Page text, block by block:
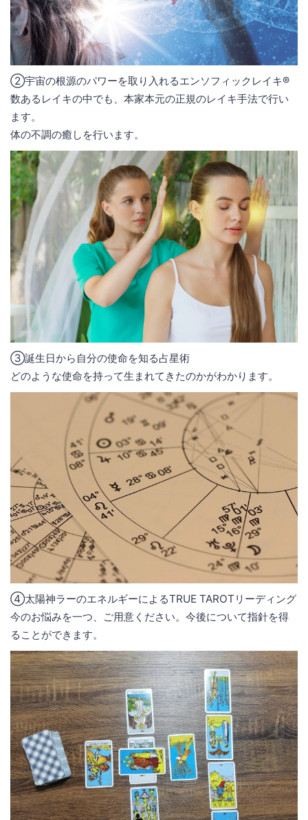
②宇宙の根源のパワーを取り入れるエンソフィックレイキ®
数あるレイキの中でも、本家本元の正規のレイキ手法で行い
ます。
体の不調の癒しを行います。
③誕生日から自分の使命を知る占星術
どのような使命を持って生まれてきたのかがわかります。
④太陽神ラーのエネルギーによるTRUE TAROTリーディング
今のお悩みを一つ、ご用意ください。今後について指針を得
ることができます。